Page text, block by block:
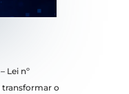
Lei nº
transformar o